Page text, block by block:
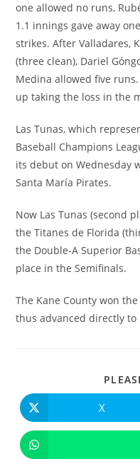
one allowed no runs,
1.1 innings gave away
strikes. After Valladares,
(three clean), Dariel
Medina allowed five
up taking the loss in the
Las Tunas, which
Baseball Champions
its debut on Wednesday
Santa María Pirates.
Now Las Tunas (second
the Titanes de Florida
the Double-A Superior
place in the Semifinals.
The Kane County won
thus advanced directly to
abre
en
ventana
X